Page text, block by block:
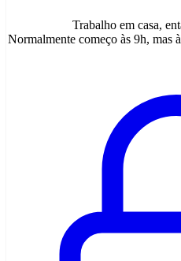
"Trabalho em casa,
Normalmente começo às 9h, mas